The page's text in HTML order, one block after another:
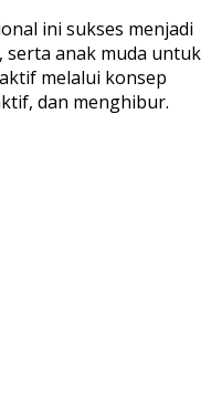
ini sukses menjadi
serta anak muda untuk
melalui konsep
dan menghibur.